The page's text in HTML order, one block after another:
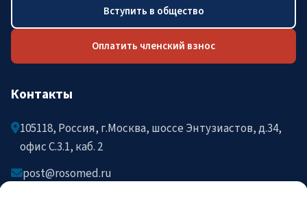
Вступить в общество
Оплатить членский взнос
Контакты
105118, Россия, г.Москва, шоссе Энтузиастов, д.34,
офис C.3.1, каб. 2
post@rosomed.ru